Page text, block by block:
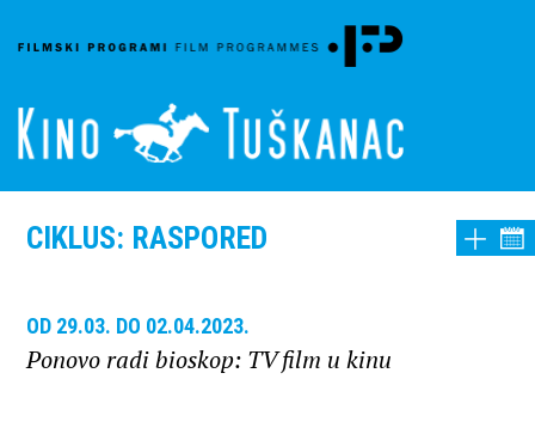
CIKLUS: RASPORED
OD 29.03. DO 02.04.2023.
Ponovo radi bioskop: TV film u kinu